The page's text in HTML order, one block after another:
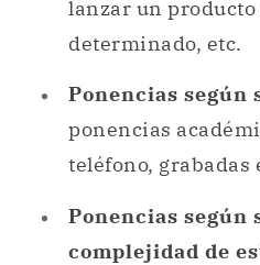
lanzar un
determinado, etc.
Ponencias según
ponencias
teléfono, grabadas
Ponencias según
complejidad de